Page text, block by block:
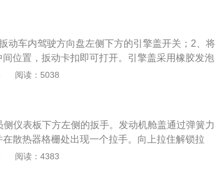
配的是5挡手动变速箱。
动车内驾驶方向盘左侧下方的引擎盖开关；2、将
位置，扳动卡扣即可打开。引擎盖采用橡胶发泡
发动机噪音的时候，能够同时隔离由于发动机工
4865mm、宽1832mm、高1471mm，轴距为287
发动机和2.0T涡轮增压发动机，匹配7速双离合变
独立前悬架和多连杆式独立后悬架。
阅读：5038
仪表板下方左侧的扳手。发动机舱盖通过弹簧力
散热器格栅处出现一个拉手。向上拉住解锁拉
动机舱盖完全解锁。汽车引擎盖的支撑方式通常
的撑杆，手动支起。汉腾x5的引擎盖打开方式属
阅读：4383